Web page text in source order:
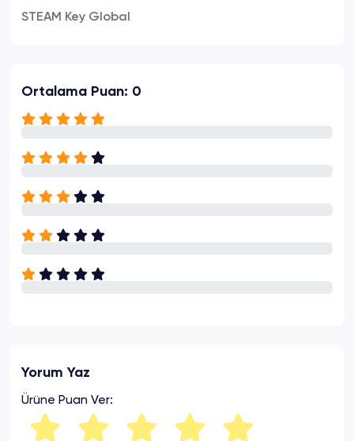
STEAM Key Global
Ortalama Puan: 0
Yorum Yaz
Ürüne Puan Ver: